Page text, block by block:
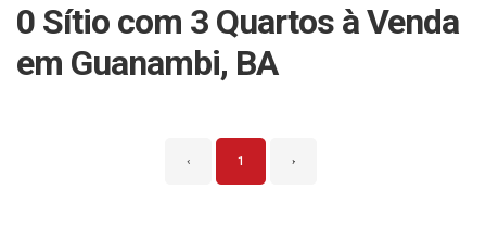
0 Sítio com 3 Quartos à Venda
em Guanambi, BA
‹ 1 ›